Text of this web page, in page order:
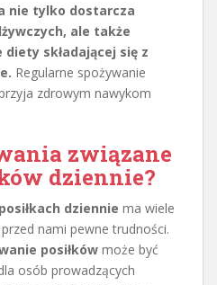
nie tylko dostarcza
ale także
składającej się z
Regularne spożywanie
zdrowym nawykom
związane
dziennie?
dziennie ma wiele
nami pewne trudności.
posiłków może być
osób prowadzących